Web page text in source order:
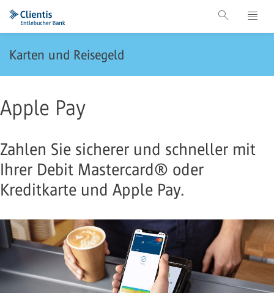
Karten und Reisegeld
Apple Pay
Zahlen Sie sicherer und schneller mit
Ihrer Debit Mastercard® oder
Kreditkarte und Apple Pay.